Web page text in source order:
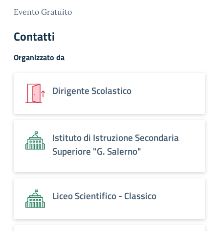
Evento Gratuito
Contatti
Organizzato da
Dirigente Scolastico
Istituto di Istruzione Secondaria
Superiore "G. Salerno"
Liceo Scientifico - Classico